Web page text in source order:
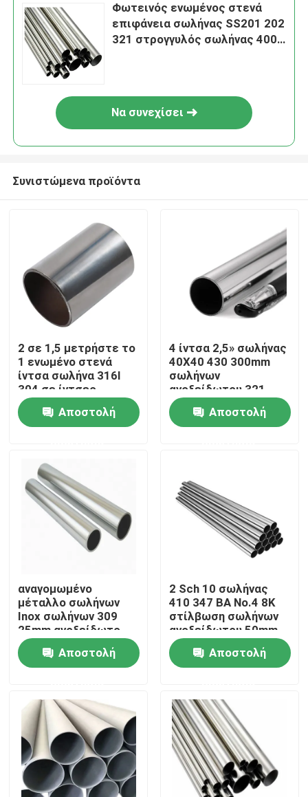
Σπίτι
Επαφές
Προϊόντα
Κράμα ανοξείδωτου
Φύλλο πιάτων ανοξείδωτου
Λουρίδα σπειρών ανοξείδωτου
Διακοσμητικό σχεδιάγραμμα SS
Μπάρα ράβδου από ανοξείδωτο χάλυβα
Φωτεινός ενωμένος στενά
επιφάνεια σωλήνας SS201 202
321 στρογγυλός σωλήνας 400#
Να συνεχίσει
Συνιστώμενα προϊόντα
2 σε 1,5 μετρήστε το
1 ενωμένο στενά
ίντσα σωλήνα 316l
304 σε ίντσες
ανοξείδωτου
στρογγυλά 90mm
Αποστολή
4 ίντσα 2,5» σωλήνας
40X40 430 300mm
σωλήνων
ανοξείδωτου 321
Αποστολή
αναγομωμένο
μέταλλο σωλήνων
Inox σωλήνων 309
25mm ανοξείδωτο
Αποστολή
2 Sch 10 σωλήνας
410 347 BA No.4 8K
στίλβωση σωλήνων
ανοξείδωτου 50mm
55mm 2B
Αποστολή